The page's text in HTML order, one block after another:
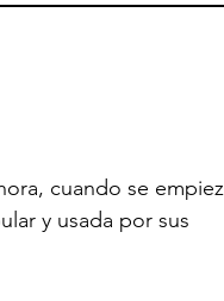
cuando se
y usada por sus